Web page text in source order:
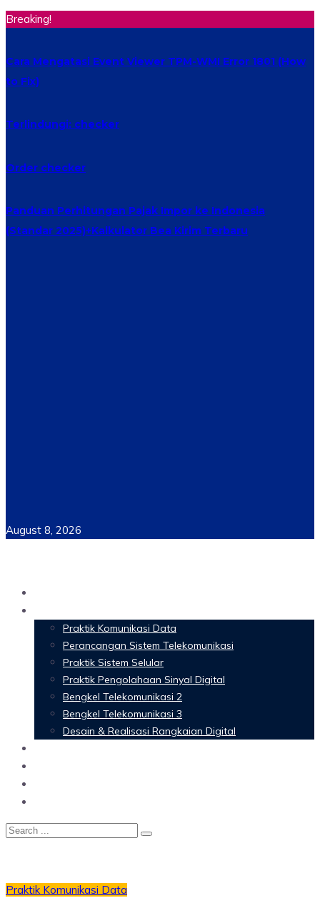
Breaking!
Cara Mengatasi Event Viewer TPM-WMI Error 1801 (How
to Fix)
Terlindungi: checker
Order checker
Panduan Perhitungan Pajak Impor ke Indonesia
(Standar 2025)+Kalkulator Bea Kirim Terbaru
August 8, 2026
Praktik Komunikasi Data
Perancangan Sistem Telekomunikasi
Praktik Sistem Selular
Praktik Pengolahaan Sinyal Digital
Bengkel Telekomunikasi 2
Bengkel Telekomunikasi 3
Desain & Realisasi Rangkaian Digital
Praktik Komunikasi Data